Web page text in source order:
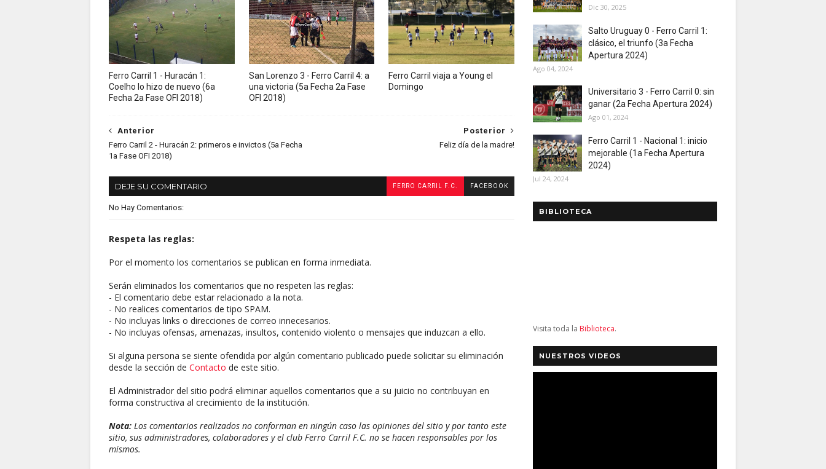
Ferro Carril 1 - Huracán 1:
Coelho lo hizo de nuevo (6a
Fecha 2a Fase OFI 2018)
San Lorenzo 3 - Ferro Carril 4: a
una victoria (5a Fecha 2a Fase
OFI 2018)
Ferro Carril viaja a Young el
Domingo
Posterior
Feliz día de la madre!
Anterior
Ferro Carril 2 - Huracán 2: primeros e invictos (5a Fecha
1a Fase OFI 2018)
DEJE SU COMENTARIO FERRO CARRIL F.C. FACEBOOK
No Hay Comentarios:
Respeta las reglas:
Por el momento los comentarios se publican en forma inmediata.
Serán eliminados los comentarios que no respeten las reglas:
- El comentario debe estar relacionado a la nota.
- No realices comentarios de tipo SPAM.
- No incluyas links o direcciones de correo innecesarios.
- No incluyas ofensas, amenazas, insultos, contenido violento o mensajes que induzcan a ello.
Si alguna persona se siente ofendida por algún comentario publicado puede solicitar su eliminación
desde la sección de Contacto de este sitio.
El Administrador del sitio podrá eliminar aquellos comentarios que a su juicio no contribuyan en
forma constructiva al crecimiento de la institución.
Nota: Los comentarios realizados no conforman en ningún caso las opiniones del sitio y por tanto este
sitio, sus administradores, colaboradores y el club Ferro Carril F.C. no se hacen responsables por los
mismos.
Dic 30, 2025
Salto Uruguay 0 - Ferro Carril 1:
clásico, el triunfo (3a Fecha
Apertura 2024)
Ago 04, 2024
Universitario 3 - Ferro Carril 0: sin
ganar (2a Fecha Apertura 2024)
Ago 01, 2024
Ferro Carril 1 - Nacional 1: inicio
mejorable (1a Fecha Apertura
2024)
Jul 24, 2024
BIBLIOTECA
Visita toda la Biblioteca.
NUESTROS VIDEOS